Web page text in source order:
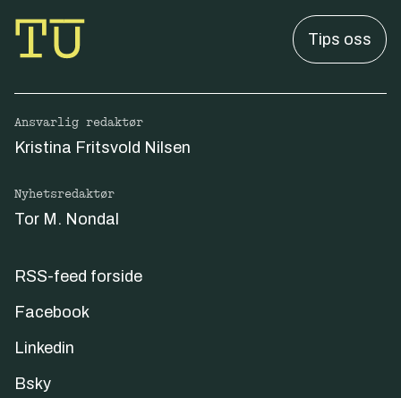
Tips oss
Ansvarlig redaktør
Kristina Fritsvold Nilsen
Nyhetsredaktør
Tor M. Nondal
RSS-feed forside
Facebook
Linkedin
Bsky